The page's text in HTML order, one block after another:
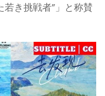
き挑戦者”」と称賛